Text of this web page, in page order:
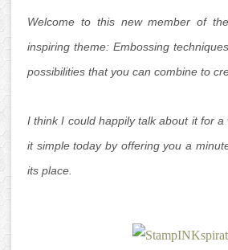
Welcome to this new member of
inspiring theme: Embossing
possibilities that you can combine to
I think I could happily talk about it for
it simple today by offering you a
its place.